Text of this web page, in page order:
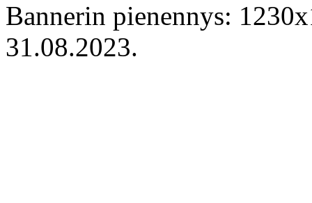
Bannerin pienennys:
31.08.2023.